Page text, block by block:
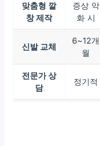
맞춤형 깔
창 제작
증상 악
화 시
신발 교체
6~12개
월
전문가 상
담
정기적